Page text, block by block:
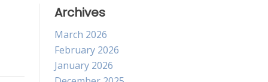
Archives
March 2026
February 2026
January 2026